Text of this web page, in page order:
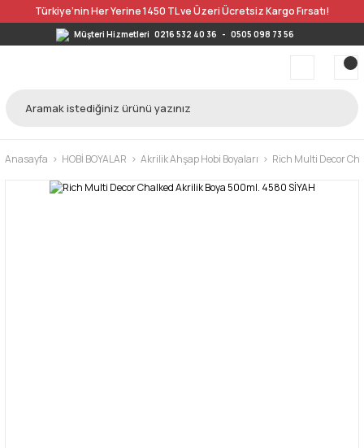
Türkiye’nin Her Yerine 1450 TL ve Üzeri Ücretsiz Kargo Fırsatı!
Müşteri Hizmetleri 0216 532 40 36 - 0505 098 73 56
Anasayfa HOBİ BOYALAR Akrilik Ahşap Hobi Boyaları Rich Multi Decor